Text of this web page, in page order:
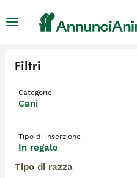
Filtri
Categorie
Cani
Tipo di inserzione
In regalo
Tipo di razza